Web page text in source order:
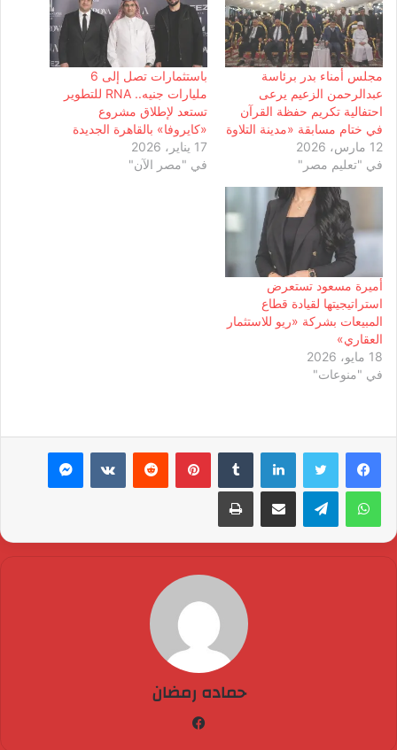
مجلس أمناء بدر برئاسة
عبدالرحمن الزعيم يرعى
احتفالية تكريم حفظة القرآن
في ختام مسابقة «مدينة التلاوة
12 مارس، 2026
في "تعليم مصر"
باستثمارات تصل إلى 6
مليارات جنيه.. RNA للتطوير
تستعد لإطلاق مشروع
«كايروفا» بالقاهرة الجديدة
17 يناير، 2026
في "مصر الآن"
أميرة مسعود تستعرض
استراتيجيتها لقيادة قطاع
المبيعات بشركة «ريو للاستثمار
العقاري»
18 مايو، 2026
في "منوعات"
لينكدإن بينتيريست ماسنجر
واتساب تيلقرام مشاركة عبر البريد طباعة
حماده رمضان